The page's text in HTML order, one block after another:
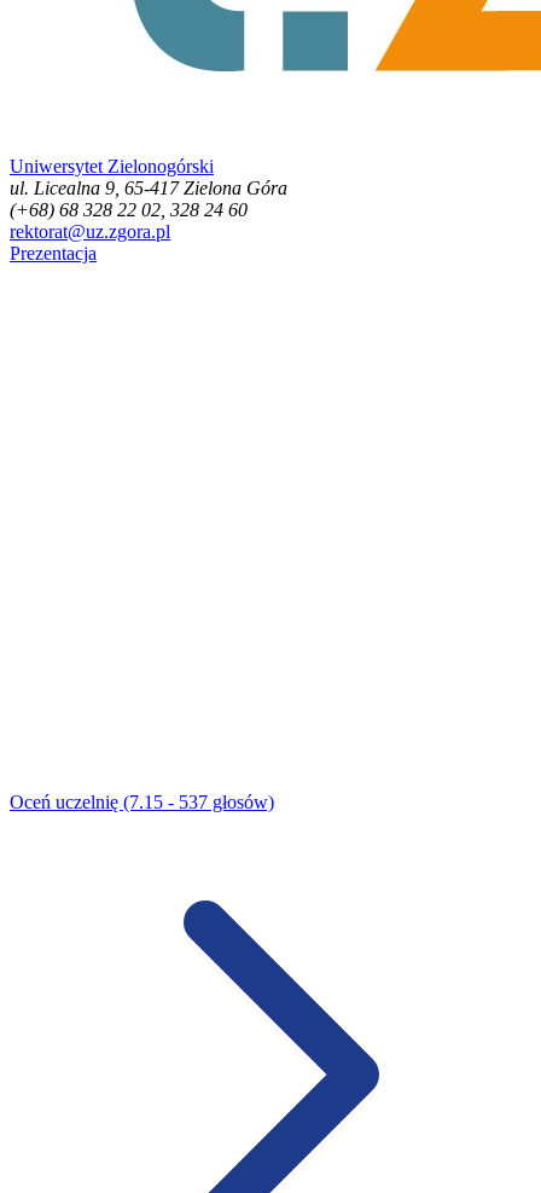
Uniwersytet Zielonogórski
ul. Licealna 9, 65-417 Zielona Góra
(+68) 68 328 22 02, 328 24 60
rektorat@uz.zgora.pl
Prezentacja
Oceń uczelnię (7.15 - 537 głosów)